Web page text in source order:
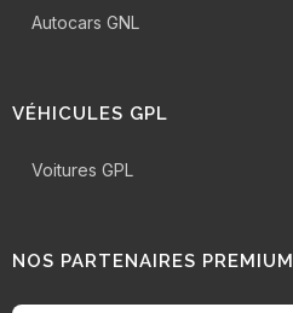
Autocars GNL
VÉHICULES GPL
Voitures GPL
NOS PARTENAIRES PREMIUM